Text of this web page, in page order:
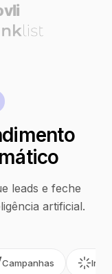
leads e feche
artificial.
Campanhas